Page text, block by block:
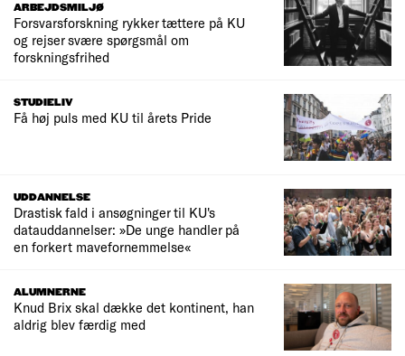
ARBEJDSMILJØ
Forsvarsforskning rykker tættere på KU
og rejser svære spørgsmål om
forskningsfrihed
STUDIELIV
Få høj puls med KU til årets Pride
UDDANNELSE
Drastisk fald i ansøgninger til KU's
datauddannelser: »De unge handler på
en forkert mavefornemmelse«
ALUMNERNE
Knud Brix skal dække det kontinent, han
aldrig blev færdig med